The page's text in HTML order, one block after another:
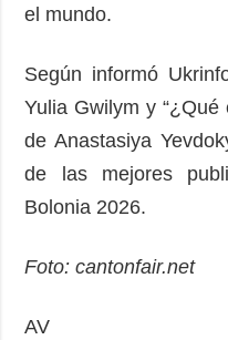
el mundo.
Según informó
Yulia Gwilym y “¿Qué
de Anastasiya
de las mejores
Bolonia 2026.
Foto: cantonfair.net
AV